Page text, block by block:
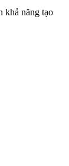
khả năng tạo